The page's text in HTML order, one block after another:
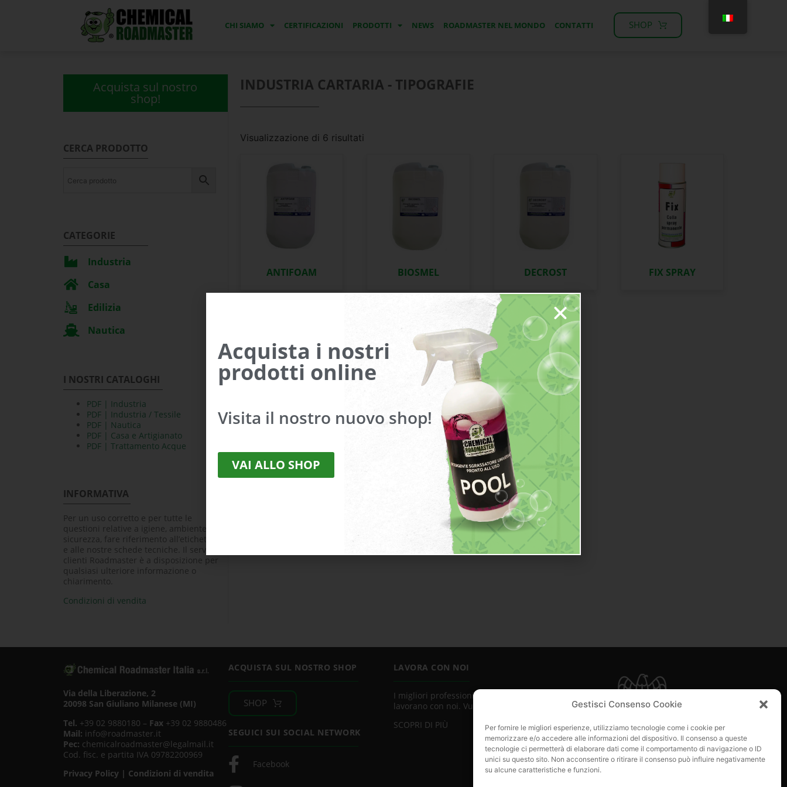
Gestisci Consenso Cookie
Per fornire le migliori esperienze, utilizziamo tecnologie come i cookie per
memorizzare e/o accedere alle informazioni del dispositivo. Il consenso a queste
tecnologie ci permetterà di elaborare dati come il comportamento di navigazione o ID
unici su questo sito. Non acconsentire o ritirare il consenso può influire negativamente
su alcune caratteristiche e funzioni.
CHI SIAMO CERTIFICAZIONI PRODOTTI NEWS ROADMASTER NEL MONDO CONTATTI SHOP
Acquista sul nostro
shop!
CERCA PRODOTTO
CATEGORIE
Industria
Casa
Edilizia
Nautica
I NOSTRI CATALOGHI
PDF | Industria
PDF | Industria / Tessile
PDF | Nautica
PDF | Casa e Artigianato
PDF | Trattamento Acque
INFORMATIVA
Per un uso corretto e per tutte le
questioni relative a igiene, ambiente e
sicurezza, fare riferimento all’etichetta
e alle nostre schede tecniche. Il servizio
clienti Roadmaster è a disposizione per
qualsiasi ulteriore informazione o
chiarimento.
Condizioni di vendita
INDUSTRIA CARTARIA - TIPOGRAFIE
Visualizzazione di 6 risultati
ANTIFOAM BIOSMEL DECROST FIX SPRAY
SANASHOES
Via della Liberazione, 2
20098 San Giuliano Milanese (MI)
Tel. +39 02 9880180 – Fax+39 02 9880486
Mail: info@roadmaster.it
Pec: chemicalroadmaster@legalmail.it
Cod. fisc. e partita IVA 09782200969
Privacy Policy| Condizioni di vendita
ACQUISTA SUL NOSTRO SHOP
SHOP
SEGUICI SUI SOCIAL NETWORK
Facebook
LAVORA CON NOI
I migliori professionisti del settore
lavorano con noi. Vuoi essere uno di loro?
SCOPRI DI PIÙ
Acquista i nostri
prodotti online
Visita il nostro nuovo shop!
VAI ALLO SHOP